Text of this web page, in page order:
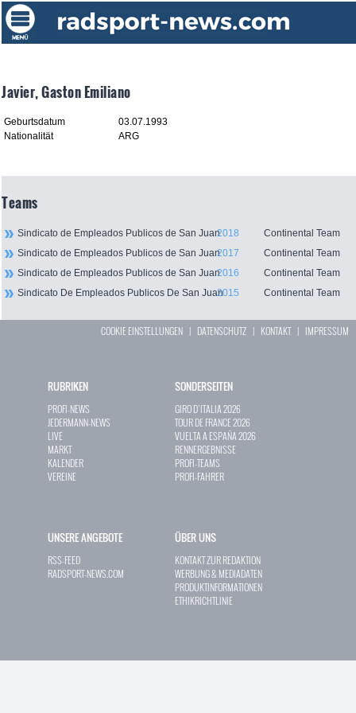
Javier, Gaston Emiliano
Geburtsdatum
03.07.1993
Nationalität
ARG
Teams
Sindicato de Empleados Publicos de San Juan2018
Continental Team
Sindicato de Empleados Publicos de San Juan2017
Continental Team
Sindicato de Empleados Publicos de San Juan2016
Continental Team
Sindicato De Empleados Publicos De San Juan2015 Continental Team
COOKIE EINSTELLUNGEN | DATENSCHUTZ | KONTAKT| IMPRESSUM
RUBRIKEN
PROFI-NEWS
JEDERMANN-NEWS
LIVE
MARKT
KALENDER
VEREINE
SONDERSEITEN
GIRO D`ITALIA 2026
TOUR DE FRANCE 2026
VUELTA A ESPAÑA 2026
RENNERGEBNISSE
PROFI-TEAMS
PROFI-FAHRER
UNSERE ANGEBOTE
RSS-FEED
RADSPORT-NEWS.COM
ÜBER UNS
KONTAKT ZUR REDAKTION
WERBUNG & MEDIADATEN
PRODUKTINFORMATIONEN
ETHIKRICHTLINIE